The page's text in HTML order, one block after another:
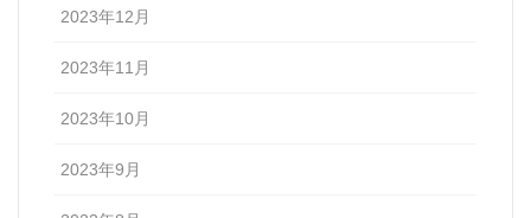
2023年12月
2023年11月
2023年10月
2023年9月